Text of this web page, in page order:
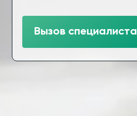
Вызов специалиста